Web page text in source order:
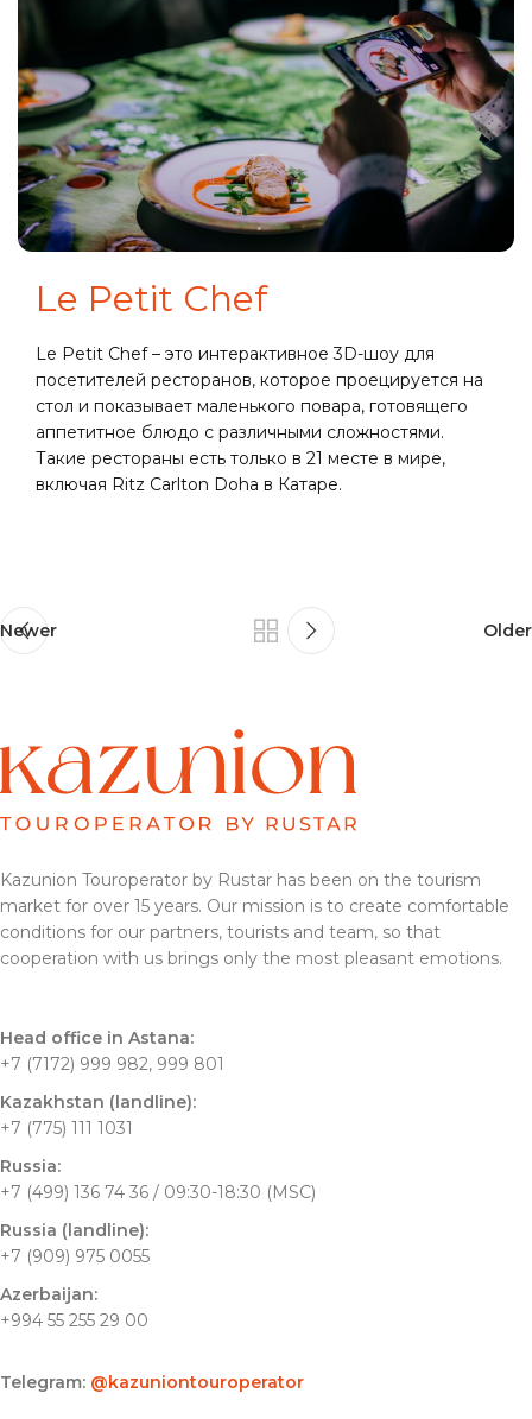
Le Petit Chef
Le Petit Chef – это интерактивное 3D-шоу для
посетителей ресторанов, которое проецируется на
стол и показывает маленького повара, готовящего
аппетитное блюдо с различными сложностями.
Такие рестораны есть только в 21 месте в мире,
включая Ritz Carlton Doha в Катаре.
Newer Older
Kazunion Touroperator by Rustar has been on the tourism
market for over 15 years. Our mission is to create comfortable
conditions for our partners, tourists and team, so that
cooperation with us brings only the most pleasant emotions.
Head office in Astana:
+7 (7172) 999 982, 999 801
Kazakhstan (landline):
+7 (775) 111 1031
Russia:
+7 (499) 136 74 36 / 09:30-18:30 (MSC)
Russia (landline):
+7 (909) 975 0055
Azerbaijan:
+994 55 255 29 00
Telegram: @kazuniontouroperator